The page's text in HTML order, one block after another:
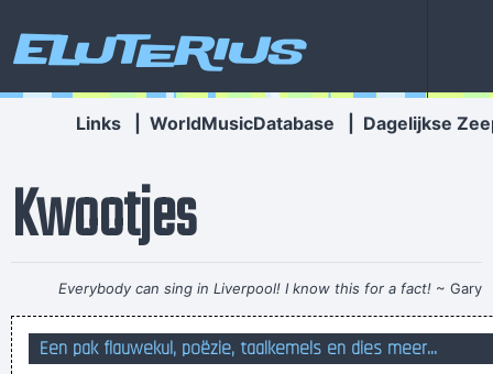
Eluterius
Links WorldMusicDatabase Dagelijkse
Kwootjes
Everybody can sing in Liverpool! I know this for a fact! ~ Gary
Dalyduring a live performance of "Christian"...
Naast de plofkip is er nu ook de пловдив, een inbreker die
Een pak flauwekul, poëzie, taalkemels en dies meer...